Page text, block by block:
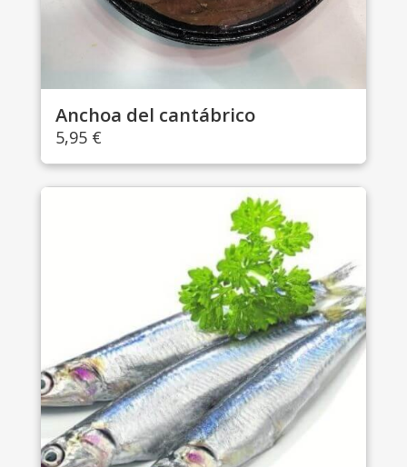
Anchoa del cantábrico
5,95 €